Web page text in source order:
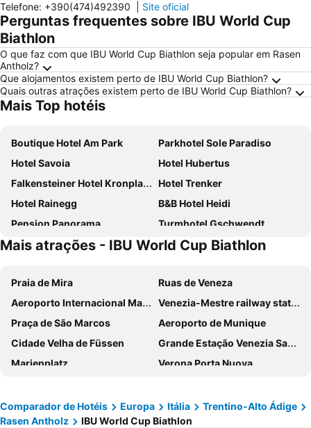
Telefone: +390(474)492390 Site oficial
Perguntas frequentes sobre IBU World Cup
Biathlon
O que faz com que IBU World Cup Biathlon seja popular em Rasen
Antholz?
Que alojamentos existem perto de IBU World Cup Biathlon?
Quais outras atrações existem perto de IBU World Cup Biathlon?
Mais Top hotéis
Boutique Hotel Am Park
Parkhotel Sole Paradiso
Hotel Savoia
Hotel Hubertus
Falkensteiner Hotel Kronplatz - The Leading Hotels of the World
Hotel Trenker
Hotel Rainegg
B&B Hotel Heidi
Pension Panorama
Turmhotel Gschwendt
Moar's Hotel
Romantik Hotel Santer
Naturhotel Leitlhof
Hotel Rosengarten
Hotel Christof
Hotel Bad Waldbrunn
Hotel Alpenhof
Hotel Quelle Nature Spa Resort
Pension & Appartament Anna
Hotel Goldene Rose
Falkensteiner Hotel Antholz
Autentis
Gasthof Huber
Gasthof Residence Brugghof & Erlhof
Laurin
Emma Historic Hotel
Mais atrações - IBU World Cup Biathlon
Praia de Mira
Ruas de Veneza
Aeroporto Internacional Marco Polo
Venezia-Mestre railway station
Praça de São Marcos
Aeroporto de Munique
Cidade Velha de Füssen
Grande Estação Venezia Santa Lucia
Marienplatz
Verona Porta Nuova
Allianz Arena
San Marco
Cannaregio
Bernina Express
Comparador de Hotéis Europa Itália
Trentino-Alto Ádige
Rasen Antholz
IBU World Cup Biathlon